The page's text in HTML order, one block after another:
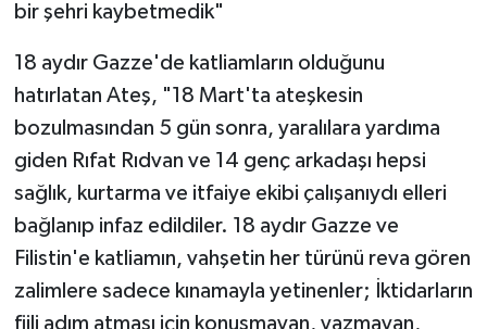
bir şehri kaybetmedik"
18 aydır Gazze'de katliamların olduğunu
hatırlatan Ateş, "18 Mart'ta ateşkesin
bozulmasından 5 gün sonra, yaralılara yardıma
giden Rıfat Rıdvan ve 14 genç arkadaşı hepsi
sağlık, kurtarma ve itfaiye ekibi çalışanıydı elleri
bağlanıp infaz edildiler. 18 aydır Gazze ve
Filistin'e katliamın, vahşetin her türünü reva gören
zalimlere sadece kınamayla yetinenler; İktidarların
fiili adım atması için konuşmayan, yazmayan,